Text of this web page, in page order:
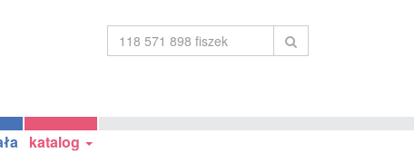
katalog